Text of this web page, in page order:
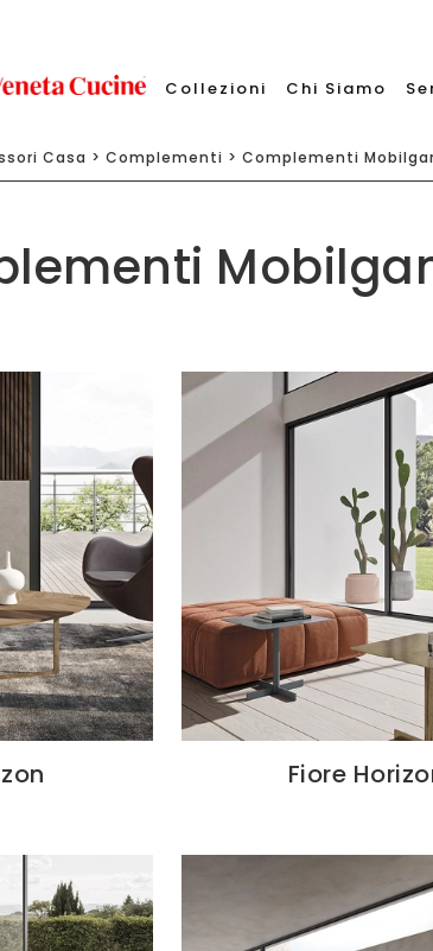
Collezioni Chi Siamo
Casa > Complementi > Complementi
Fiore